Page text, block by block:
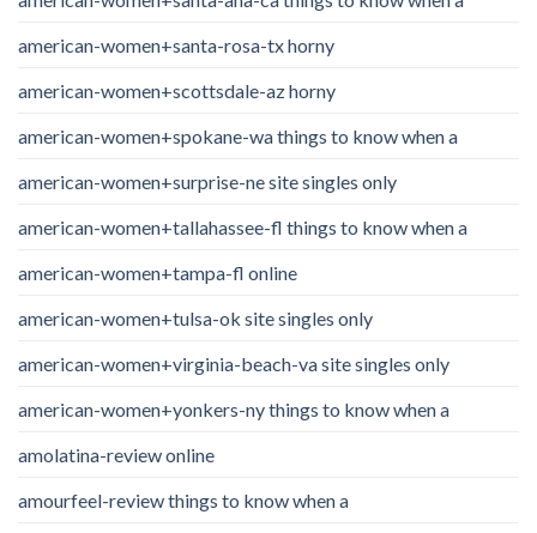
american-women+santa-rosa-tx horny
american-women+scottsdale-az horny
american-women+spokane-wa things to know when a
american-women+surprise-ne site singles only
american-women+tallahassee-fl things to know when a
american-women+tampa-fl online
american-women+tulsa-ok site singles only
american-women+virginia-beach-va site singles only
american-women+yonkers-ny things to know when a
amolatina-review online
amourfeel-review things to know when a